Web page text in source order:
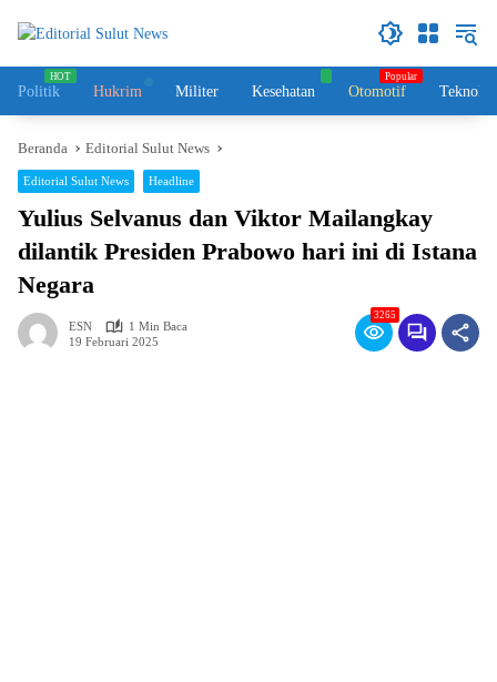
Politik Hukrim Militer Kesehatan Otomotif
Beranda Editorial Sulut News
Editorial Sulut News Headline
Yulius Selvanus dan Viktor Mailangkay
dilantik Presiden Prabowo hari ini di Istana
Negara
ESN
1 Min Baca
19 Februari 2025
3265